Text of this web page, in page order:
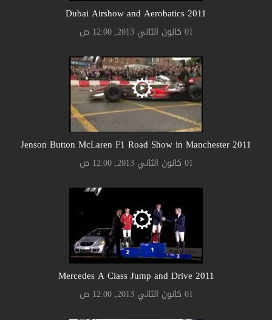
2011 Dubai Airshow and Aerobatics
01 كانون الثاني 2013, 12:00 ص
2011 Jenson Button McLaren F1 Road Show in Manchester
01 كانون الثاني 2013, 12:00 ص
2011 Mercedes A Class Jump and Drive
01 كانون الثاني 2013, 12:00 ص